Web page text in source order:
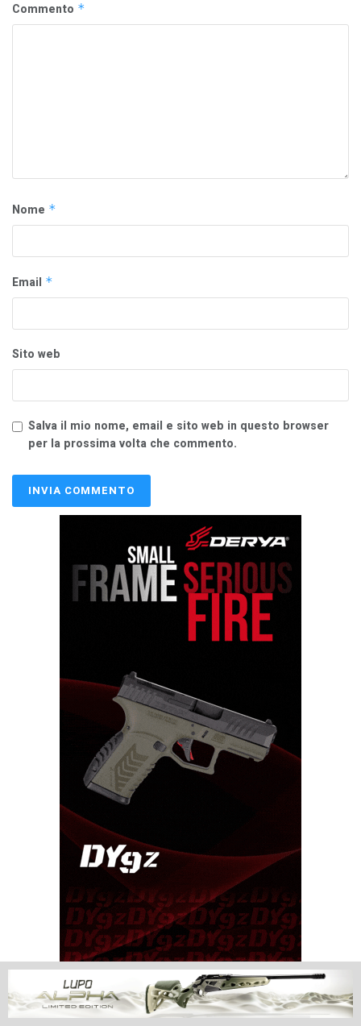
Commento *
Nome *
Email *
Sito web
Salva il mio nome, email e sito web in questo browser
per la prossima volta che commento.